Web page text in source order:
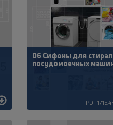
06 Сифоны для
посудомоечных
PDF